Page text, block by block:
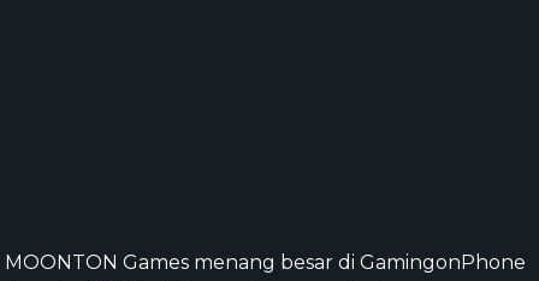
MOONTON Games menang besar di GamingonPhone